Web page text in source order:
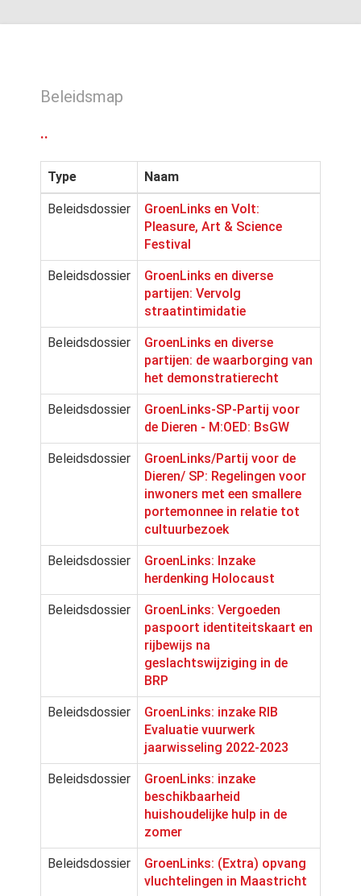
Beleidsmap
..
Type Naam
Beleidsdossier
GroenLinks en Volt:
Pleasure, Art & Science
Festival
Beleidsdossier
GroenLinks en diverse
partijen: Vervolg
straatintimidatie
Beleidsdossier
GroenLinks en diverse
partijen: de waarborging van
het demonstratierecht
Beleidsdossier
GroenLinks-SP-Partij voor
de Dieren - M:OED: BsGW
Beleidsdossier
GroenLinks/Partij voor de
Dieren/ SP: Regelingen voor
inwoners met een smallere
portemonnee in relatie tot
cultuurbezoek
Beleidsdossier
GroenLinks: Inzake
herdenking Holocaust
Beleidsdossier
GroenLinks: Vergoeden
paspoort identiteitskaart en
rijbewijs na
geslachtswijziging in de
BRP
Beleidsdossier
GroenLinks: inzake RIB
Evaluatie vuurwerk
jaarwisseling 2022-2023
Beleidsdossier
GroenLinks: inzake
beschikbaarheid
huishoudelijke hulp in de
zomer
Beleidsdossier
GroenLinks: (Extra) opvang
vluchtelingen in Maastricht